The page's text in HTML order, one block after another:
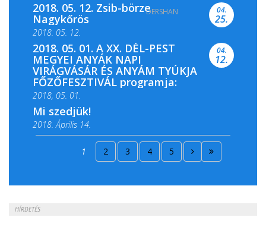
2018. 05. 11. 19 óra
2018. 05. 12. Zsib-börze
Nagykőrös
2018. 05. 12.
04.
25.
2018. 05. 01. A XX. DÉL-PEST
MEGYEI ANYÁK NAPI
VIRÁGVÁSÁR ÉS ANYÁM TYÚKJA
FŐZŐFESZTIVÁL programja:
2018, 05. 01.
04.
12.
Mi szedjük!
2018. Április 14.
2018. Április 15.
1 2 3 4 5
HÍRDETÉS
DERSHAN